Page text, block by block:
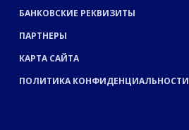
БАНКОВСКИЕ РЕКВИЗИТЫ
ПАРТНЕРЫ
КАРТА САЙТА
ПОЛИТИКА КОНФИДЕНЦИАЛЬНОСТИ